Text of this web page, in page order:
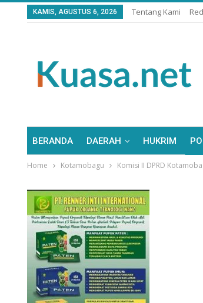
KAMIS, AGUSTUS 6, 2026 Tentang Kami
BERANDA DAERAH HUKRIM
Home Kotamobagu Komisi II DPRD